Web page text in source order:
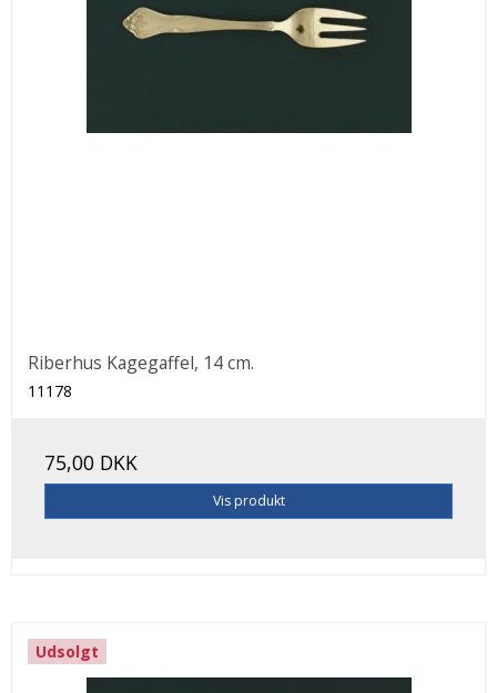
Riberhus Kagegaffel, 14 cm.
11178
75,00 DKK
Vis produkt
Udsolgt